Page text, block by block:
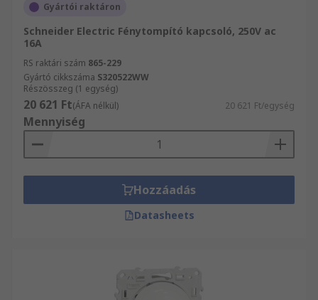
Gyártói raktáron
Schneider Electric Fénytompító kapcsoló, 250V ac
16A
RS raktári szám 865-229
Gyártó cikkszáma S320522WW
Részösszeg (1 egység)
20 621 Ft(ÁFA nélkül) 20 621 Ft/egység
Mennyiség
Hozzáadás
Datasheets